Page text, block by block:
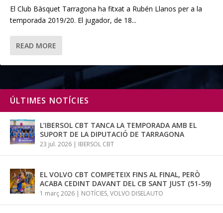
El Club Bàsquet Tarragona ha fitxat a Rubén Llanos per a la
temporada 2019/20. El jugador, de 18...
READ MORE
ÚLTIMES NOTÍCIES
L’IBERSOL CBT TANCA LA TEMPORADA AMB EL
SUPORT DE LA DIPUTACIÓ DE TARRAGONA
23 jul. 2026 | IBERSOL CBT
EL VOLVO CBT COMPETEIX FINS AL FINAL, PERÒ
ACABA CEDINT DAVANT DEL CB SANT JUST (51-59)
1 març 2026 | NOTÍCIES, VOLVO DISELAUTO